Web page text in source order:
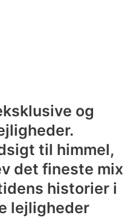
og
til himmel,
det fineste mix
historier i
lejligheder